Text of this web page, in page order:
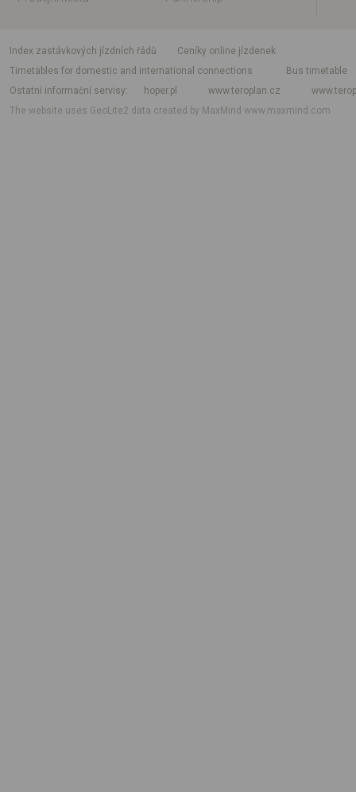
index zastávkových jízdních řádů
Ceníky online jízdenek
Timetables for domestic and international connections
Bus timetable
Ostatní informační servisy
hoper.pl www.teroplan.cz
The website uses GeoLite2 data created by MaxMindwww.maxmind.com